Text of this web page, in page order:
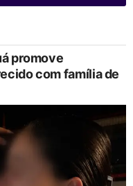
promove
com família de